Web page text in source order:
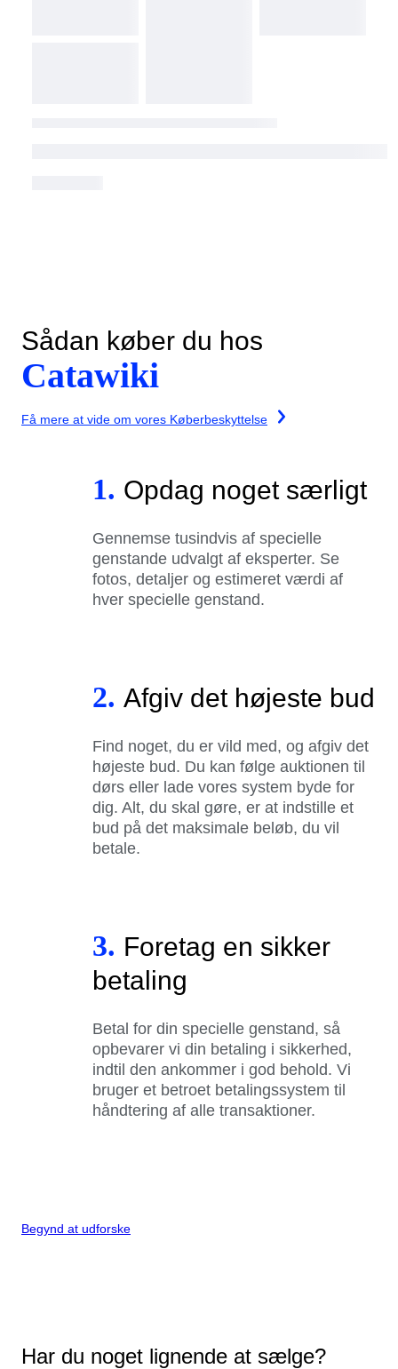
Sådan køber du hos
Catawiki
Få mere at vide om vores Køberbeskyttelse
1. Opdag noget særligt
Gennemse tusindvis af specielle
genstande udvalgt af eksperter. Se
fotos, detaljer og estimeret værdi af
hver specielle genstand.
2. Afgiv det højeste bud
Find noget, du er vild med, og afgiv det
højeste bud. Du kan følge auktionen til
dørs eller lade vores system byde for
dig. Alt, du skal gøre, er at indstille et
bud på det maksimale beløb, du vil
betale.
3. Foretag en sikker
betaling
Betal for din specielle genstand, så
opbevarer vi din betaling i sikkerhed,
indtil den ankommer i god behold. Vi
bruger et betroet betalingssystem til
håndtering af alle transaktioner.
Begynd at udforske
Har du noget lignende at sælge?